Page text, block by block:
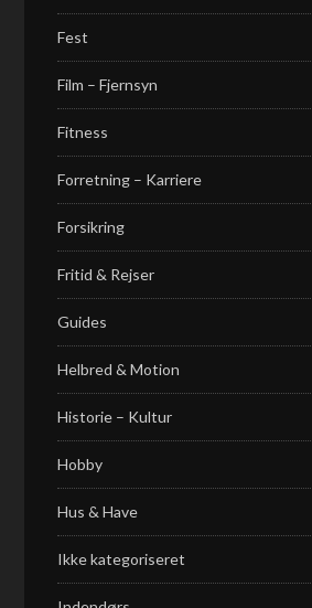
Fest
Film – Fjernsyn
Fitness
Forretning – Karriere
Forsikring
Fritid & Rejser
Guides
Helbred & Motion
Historie – Kultur
Hobby
Hus & Have
Ikke kategoriseret